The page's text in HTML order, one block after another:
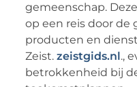
gemeenschap.
op een reis door de
producten en
Zeist. zeistgids.nl.,
betrokkenheid bij